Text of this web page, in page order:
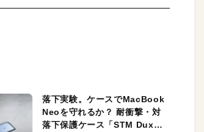
落下実験。ケースでMacBook
Neoを守れるか？ 耐衝撃・対
落下保護ケース「STM Dux